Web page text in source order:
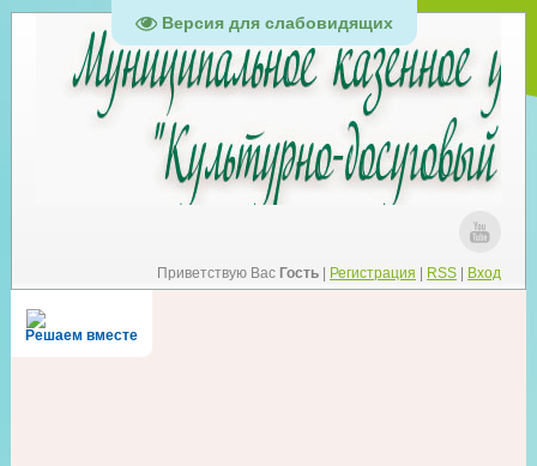
Версия для слабовидящих
Приветствую Вас Гость Регистрация RSS Вход
Решаем вместе